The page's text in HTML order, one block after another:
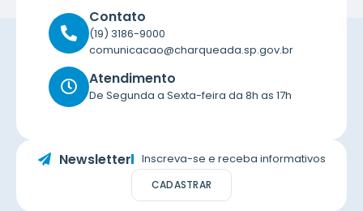
Contato
(19) 3186-9000
comunicacao@charqueada.sp.gov.br
Atendimento
De Segunda a Sexta-feira da 8h as 17h
Newsletter Inscreva-se e receba informativos
CADASTRAR